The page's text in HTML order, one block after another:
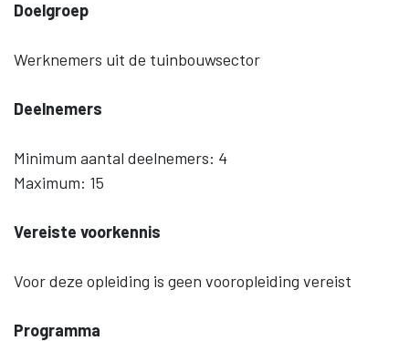
Doelgroep
Werknemers uit de tuinbouwsector
Deelnemers
Minimum aantal deelnemers: 4
Maximum: 15
Vereiste voorkennis
Voor deze opleiding is geen vooropleiding vereist
Programma